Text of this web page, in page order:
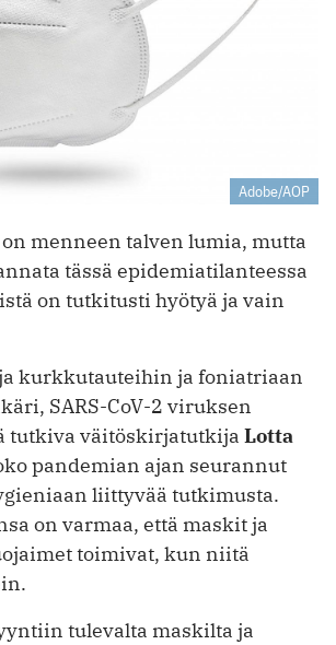
Adobe/AOP
menneen talven lumia, mutta
tässä epidemiatilanteessa
on tutkitusti hyötyä ja vain
kurkkutauteihin ja foniatriaan
SARS-CoV-2 viruksen
tutkiva väitöskirjatutkija Lotta
pandemian ajan seurannut
liittyvää tutkimusta.
on varmaa, että maskit ja
toimivat, kun niitä
tulevalta maskilta ja